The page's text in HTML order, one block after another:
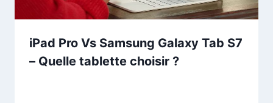
iPad Pro Vs Samsung Galaxy Tab S7
– Quelle tablette choisir ?